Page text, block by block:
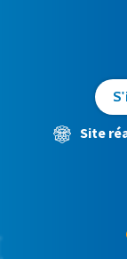
Site